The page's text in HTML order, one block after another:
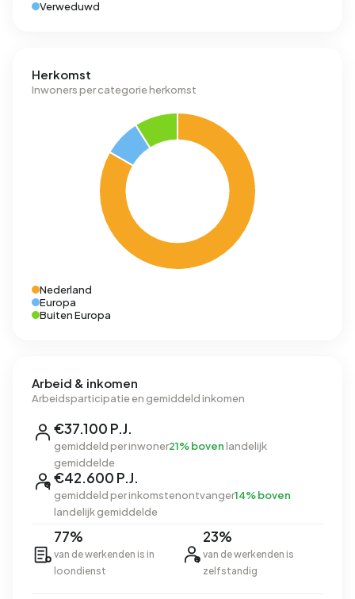
Verweduwd
Herkomst
Inwoners per categorie herkomst
Nederland
Europa
Buiten Europa
Arbeid & inkomen
Arbeidsparticipatie en gemiddeld inkomen
€37.100 P.J.
gemiddeld per inwoner21% bovenlandelijk
gemiddelde
€42.600 P.J.
gemiddeld per inkomstenontvanger14% boven
landelijk gemiddelde
77%
van de werkenden is in
loondienst
23%
van de werkenden is
zelfstandig